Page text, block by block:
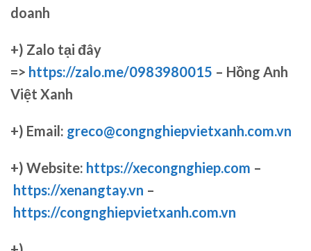
doanh
+) Zalo tại đây
=> https://zalo.me/0983980015 – Hồng Anh
Việt Xanh
+) Email: greco@congnghiepvietxanh.com.vn
+) Website: https://xecongnghiep.com –
https://xenangtay.vn –
https://congnghiepvietxanh.com.vn